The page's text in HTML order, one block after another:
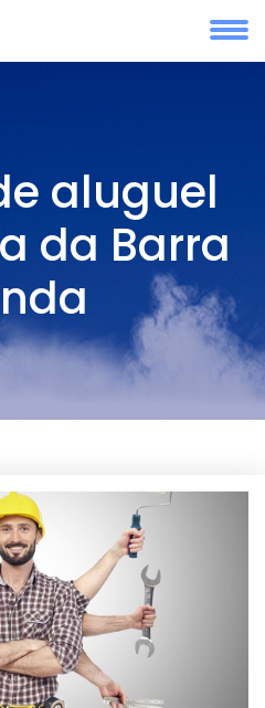
aluguel
da Barra